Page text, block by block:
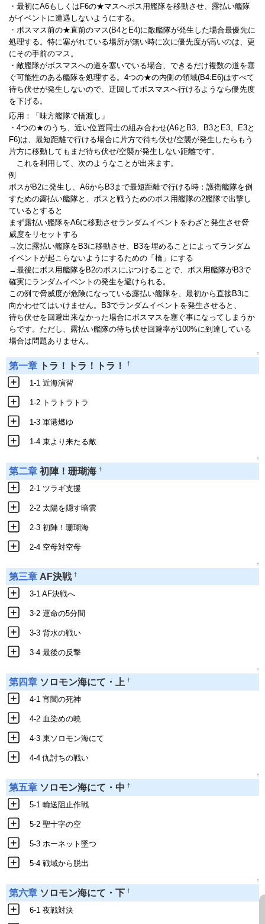
・最初にA6もしくはF6の★マスへボス用艦隊を移動させ、露払い艦隊
がイベントに遭遇しないようにする。
・ボスマス前の★直前のマス(B4とE4)に敵艦隊が発生した場合最優先に
処理する。特に塞がれている場所が無い時に次に優先度が高いのは、更
にその手前のマス。
・敵艦隊がボスマスへの道を塞いでいる場合、できるだけ複数の道を塞
ぐ可能性のある艦隊を処理する。4つの★の内側の領域(B4:E6)はすべて
待ち伏せが発生しないので、迂回してボスマスへ行けるようなら優先度
を下げる。
応用：「味方艦隊で橋渡し」
・4つの★のうち、近い位置同士の組み合わせ(A6とB3、B3とE3、E3と
F6)は、最短距離で行ける場合に片方で待ち伏せ/空襲が発生したらもう
片方に移動してもまだ待ち伏せ/空襲が発生しない距離です。
これを利用して、次のようなことが出来ます。
例
ボスがB2に発生し、A6からB3まで最短距離で行ける時：護衛艦隊を倒
すための露払い艦隊と、ボスと戦うためのボス用艦隊の2艦隊で出撃し
ているとすると
まず露払い艦隊をA6に移動させランダムイベントをわざと発生させ脅
威度をリセットする
→次に露払い艦隊をB3に移動させ、B3を埋めることによってランダム
イベントが起こらないようにするための「橋」にする
→最後にボス用艦隊をB2のボスにぶつけることで、ボス用艦隊がB3で
確実にランダムイベントの発生を避けられる。
この例で脅威度が危険になっている露払い艦隊を、最初から直接B3に
向かわせてはいけません。B3でランダムイベントを発生させると、
待ち伏せを回避出来なかった場合にボスマスを塞ぐ事になってしまうか
らです。ただし、露払い艦隊の待ち伏せ回避率が100%に到達している
場合は問題ありません。
↑
第一章 トラ！トラ！トラ！ †
1-1 近海演習
1-2 トラトラトラ
1-3 軍港燃ゆ
1-4 東より来たる敵
↑
第二章 初陣！珊瑚海 †
2-1 ツラギ支援
2-2 太陽を隠す暗雲
2-3 初陣！珊瑚海
2-4 空母対空母
↑
第三章 AF決戦 †
3-1 AF決戦へ
3-2 運命の5分間
3-3 背水の戦い
3-4 最後の反撃
↑
第四章 ソロモン海にて・上 †
4-1 宵闇の死神
4-2 血染めの暁
4-3 東ソロモン海にて
4-4 仇討ちの戦い
↑
第五章 ソロモン海にて・中 †
5-1 輸送阻止作戦
5-2 聖十字の空
5-3 ホーネット墜つ
5-4 戦域から脱出
↑
第六章 ソロモン海にて・下 †
6-1 夜戦対決